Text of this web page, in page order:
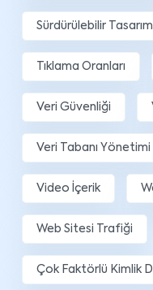
Sürdürülebilir Tasarım
Tıklama Oranları
Veri Güvenliği
Veri Tabanı Yönetimi
Video İçerik
Web Sitesi Trafiği
Çok Faktörlü Kimlik